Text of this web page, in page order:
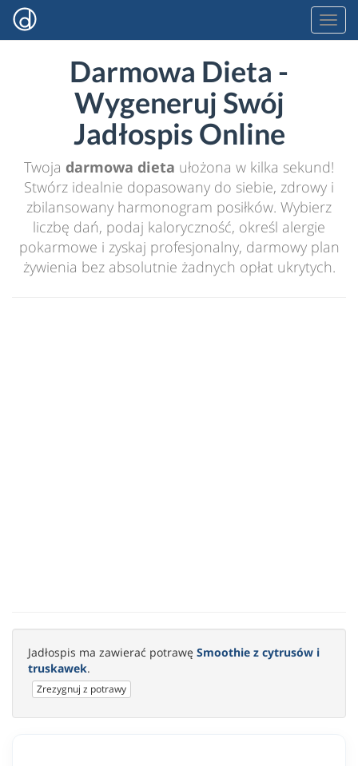
Darmowa Dieta -
Wygeneruj Swój
Jadłospis Online
Twoja darmowa dieta ułożona w kilka sekund!
Stwórz idealnie dopasowany do siebie, zdrowy i
zbilansowany harmonogram posiłków. Wybierz
liczbę dań, podaj kaloryczność, określ alergie
pokarmowe i zyskaj profesjonalny, darmowy plan
żywienia bez absolutnie żadnych opłat ukrytych.
Jadłospis ma zawierać potrawę Smoothie z cytrusów i
truskawek.
Zrezygnuj z potrawy